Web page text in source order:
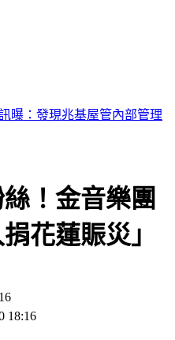
戶不敢得罪台積電
絲！金音樂團
花蓮賑災」